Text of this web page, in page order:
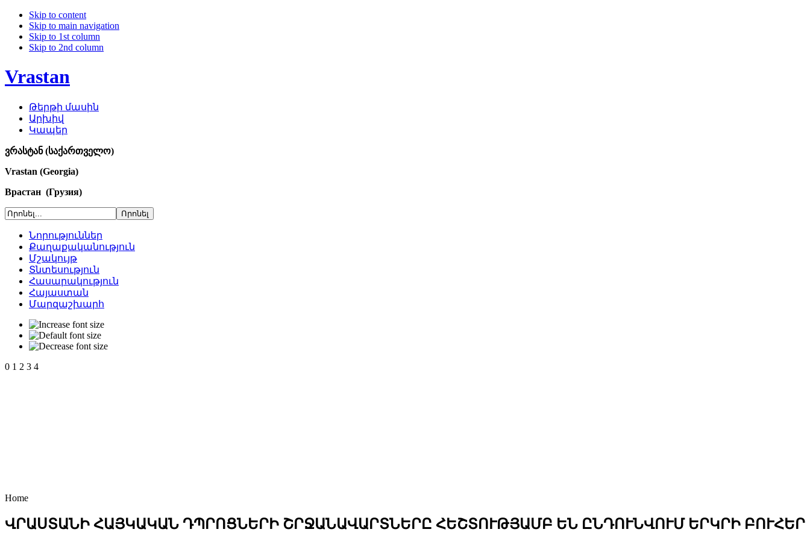
Skip to content
Skip to main navigation
Skip to 1st column
Skip to 2nd column
Vrastan
Թերթի մասին
Արխիվ
Կապեր
ვრასტან (საქართველო)
Vrastan (Georgia)
Врастан (Грузия)
Նորություններ
Քաղաքականություն
Մշակույթ
Տնտեսություն
Հասարակություն
Հայաստան
Մարզաշխարհ
0 1 2 3 4
Home
ՎՐԱՍՏԱՆԻ ՀԱՅԿԱԿԱՆ ԴՊՐՈՑՆԵՐԻ ՇՐՋԱՆԱՎԱՐՏՆԵՐԸ ՀԵՇՏՈՒԹՅԱՄԲ ԵՆ ԸՆԴՈՒՆՎՈՒՄ ԵՐԿՐԻ ԲՈՒՀԵՐ